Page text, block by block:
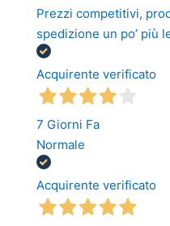
Prezzi competitivi,
spedizione un po’ più
Acquirente verificato
7 Giorni Fa
Normale
Acquirente verificato